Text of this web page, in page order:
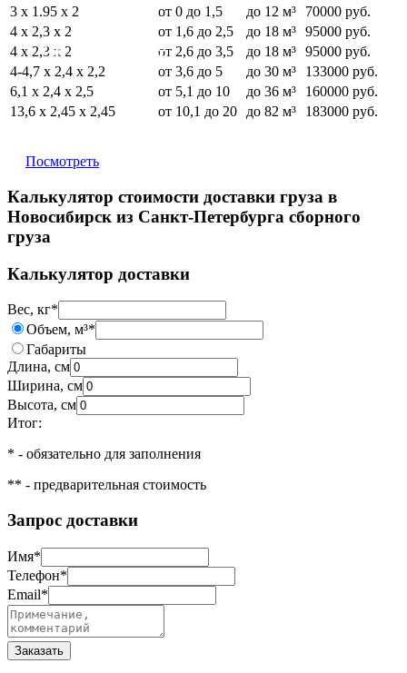
3 х 1.95 х 2 от 0 до 1,5 до 12 м³
70000 руб.
4 х 2,3 х 2
от 1,6 до 2,5 до 18 м³ 95000 руб.
4 х 2,3 х 2
от 2,6 до 3,5 до 18 м³ 95000 руб.
4-4,7 х 2,4 х 2,2
от 3,6 до 5 до 30 м³
133000 руб.
6,1 х 2,4 х 2,5
от 5,1 до 10 до 36 м³
160000 руб.
13,6 х 2,45 х 2,45
от 10,1 до 20 до 82 м³ 183000 руб.
36 руб. за кг.
Посмотреть
Калькулятор стоимости доставки груза в
Новосибирск из Санкт-Петербурга сборного
груза
Калькулятор доставки
Вес, кг*
Объем, м³*
Габариты
Длина, см
Ширина, см
Высота, см
Итог:
* - обязательно для заполнения
** - предварительная стоимость
Запрос доставки
Имя*
Телефон*
Email*